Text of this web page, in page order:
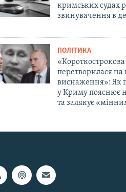
кримських судах
звинувачення в
ПОЛІТИКА
«Короткострокова
перетворилася на
виснаження»: Як
у Криму пояснює
та залякує